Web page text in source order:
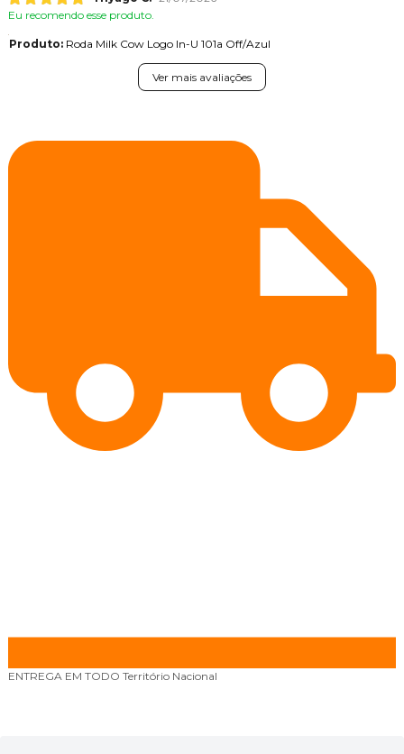
Eu recomendo esse produto.
Produto:Roda Milk Cow Logo In-U 101a Off/Azul
Ver mais avaliações
ENTREGA EM TODO Território Nacional